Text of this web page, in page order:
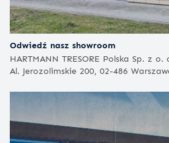
Odwiedź nasz showroom
HARTMANN TRESORE Polska Sp. z o.
Al. Jerozolimskie 200, 02-486